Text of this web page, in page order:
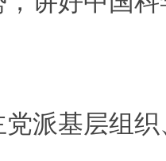
派基层组